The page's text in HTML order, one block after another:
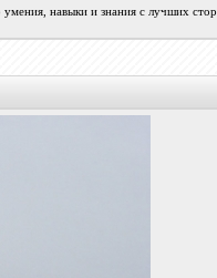
навыки и знания с лучших